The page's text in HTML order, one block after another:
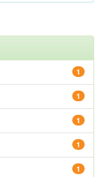
1
1
1
1
1